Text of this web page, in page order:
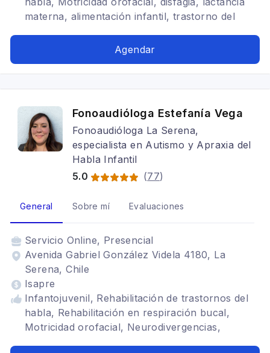
materna, alimentación infantil, trastorno del
selectividad alimentaria, rechazo alimentario
Agendar
Fonoaudióloga Estefanía Vega
Fonoaudióloga La Serena,
especialista en Autismo y Apraxia del
Habla Infantil
5.0
(77)
General Sobre mí Evaluaciones
Servicio Online, Presencial
Avenida Gabriel González Videla 4180, La
Serena, Chile
Isapre
Infantojuvenil, Rehabilitación de trastornos del
habla, Rehabilitación en respiración bucal,
Motricidad orofacial, Neurodivergencias,